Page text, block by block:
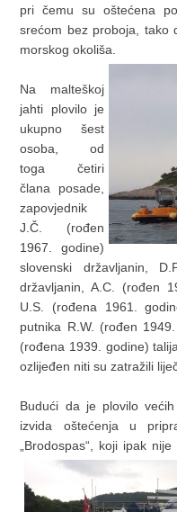
pri čemu su oštećena
srećom bez proboja, tako
morskog okoliša.
Na malteškoj
jahti plovilo je
ukupno šest
osoba, od
toga četiri
člana posade,
zapovjednik
J.Č. (rođen
1967. godine)
slovenski državljanin,
državljanin, A.C. (rođen
U.S. (rođena 1961.
putnika R.W. (rođen
(rođena 1939. godine)
ozlijeđen niti su zatražili
Budući da je plovilo
izvida oštećenja u
„Brodospas“, koji ipak nije